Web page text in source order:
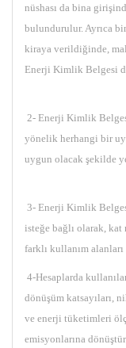
nüshası da bina
bulundurulur. Ayrıca
kiraya verildiğinde, mal
Enerji Kimlik Belgesi
2- Enerji Kimlik
yönelik herhangi bir
uygun olacak şekilde
3- Enerji Kimlik
isteğe bağlı olarak,
farklı kullanım
4-Hesaplarda
dönüşüm katsayıları,
ve enerji tüketimleri
emisyonlarına